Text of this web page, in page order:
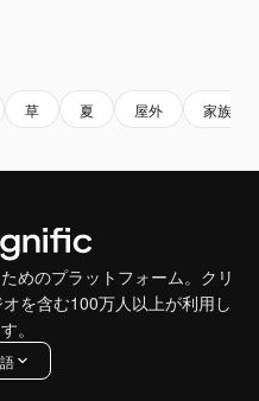
草 夏 屋外 家族
めのプラットフォーム。クリ
を含む100万人以上が利用し
。